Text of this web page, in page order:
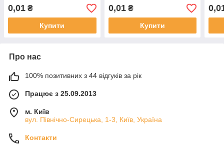
0,01 ₴
Купити
0,01₴
Купити
Про нас
100% позитивних з 44 відгуків за рік
Працює з 25.09.2013
м. Київ
вул. Північно-Сирецька, 1-3, Київ, Україна
Контакти